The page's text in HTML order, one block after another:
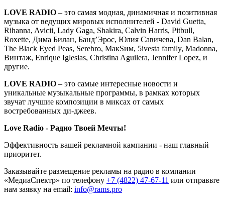
LOVE RADIO – это cамая модная, динамичная и позитивная
музыка от ведущих мировых исполнителей - David Guetta,
Rihanna, Avicii, Lady Gaga, Shakira, Calvin Harris, Pitbull,
Roxette, Дима Билан, Банд’Эрос, Юлия Савичева, Dan Balan,
The Black Eyed Peas, Serebro, МакSим, 5ivesta family, Madonna,
Винтаж, Enrique Iglesias, Christina Aguilera, Jennifer Lopez, и
другие.
LOVE RADIO – это самые интересные новости и
уникальные музыкальные программы, в рамках которых
звучат лучшие композиции в миксах от самых
востребованных ди-джеев.
Love Radio - Радио Твоей Мечты!
Эффективность вашей рекламной кампании - наш главный
приоритет.
Заказывайте размещение рекламы на радио в компании
«МедиаСпектр» по телефону +7 (4822) 47-67-11 или отправьте
нам заявку на email: info@rams.pro